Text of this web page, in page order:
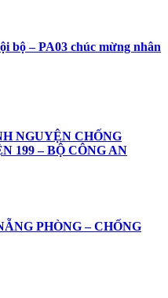
bộ – PA03 chúc mừng nhân
NGUYỆN CHỐNG
199 – BỘ CÔNG AN
PHÒNG – CHỐNG